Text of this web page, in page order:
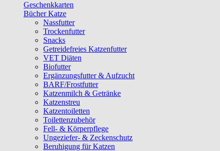
Geschenkkarten
Bücher Katze
Nassfutter
Trockenfutter
Snacks
Getreidefreies Katzenfutter
VET Diäten
Biofutter
Ergänzungsfutter & Aufzucht
BARF/Frostfutter
Katzenmilch & Getränke
Katzenstreu
Katzentoiletten
Toilettenzubehör
Fell- & Körperpflege
Ungeziefer- & Zeckenschutz
Beruhigung für Katzen